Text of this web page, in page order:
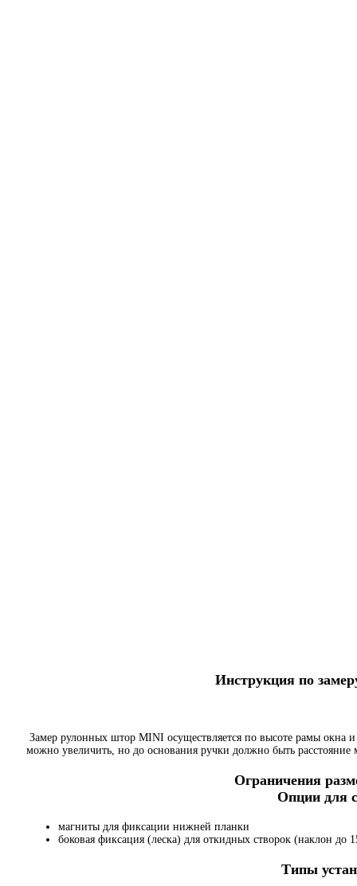
Инструкция по
Замер рулонных штор MINI осуществляется по высоте рамы
можно увеличить, но до основания ручки должно быть
Ограничения
Опции для
магниты для фиксации нижней планки
боковая фиксация (леска) для откидных створок (наклон до
Типы